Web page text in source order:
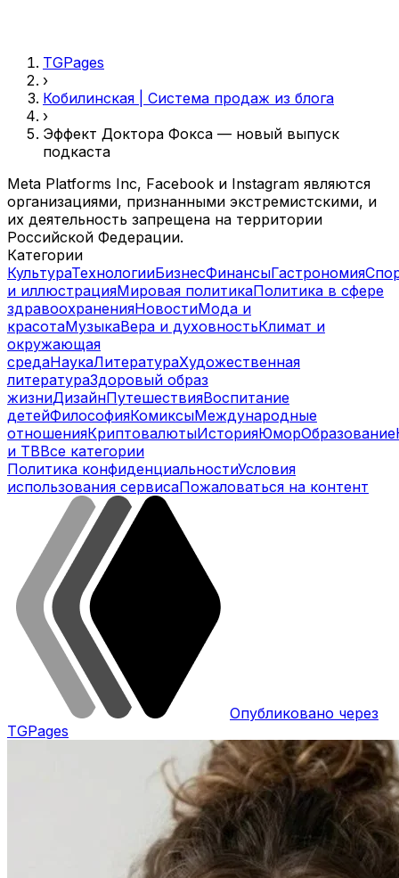
TGPages
›
Кобилинская | Система продаж из блога
›
Эффект Доктора Фокса — новый выпуск
подкаста
Meta Platforms Inc, Facebook и Instagram являются
организациями, признанными экстремистскими, и
их деятельность запрещена на территории
Российской Федерации.
Категории
КультураТехнологииБизнесФинансыГастрономия
и иллюстрацияМировая политикаПолитика в сфере
здравоохраненияНовостиМода и
красотаМузыкаВера и духовностьКлимат и
окружающая
средаНаукаЛитератураХудожественная
литератураЗдоровый образ
жизниДизайнПутешествияВоспитание
детейФилософияКомиксыМеждународные
отношенияКриптовалютыИсторияЮморОбразование
и ТВВсе категории
Политика конфиденциальностиУсловия
использования сервисаПожаловаться на контент
Опубликовано через
TGPages